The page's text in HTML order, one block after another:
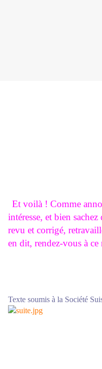
Et voilà ! Comme
intéresse, et bien
revu et corrigé,
en dit, rendez-vous à
Texte soumis à la Société